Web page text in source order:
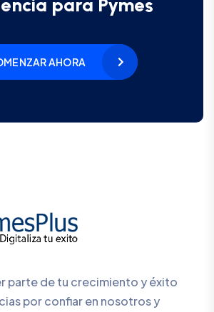
para Pymes
AHORA
parte de tu crecimiento y éxito
por confiar en nosotros y